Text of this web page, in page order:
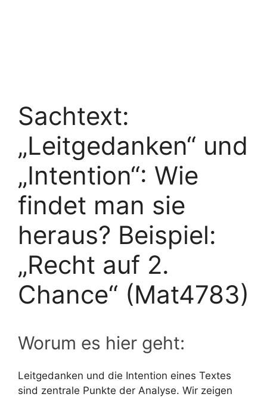
Sachtext:
„Leitgedanken“ und
„Intention“: Wie
findet man sie
heraus? Beispiel:
„Recht auf 2.
Chance“ (Mat4783)
Worum es hier geht:
Leitgedanken und die Intention eines Textes
sind zentrale Punkte der Analyse. Wir zeigen